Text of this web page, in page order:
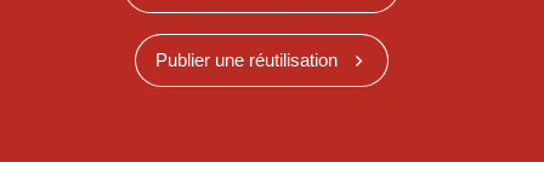
Publier une réutilisation